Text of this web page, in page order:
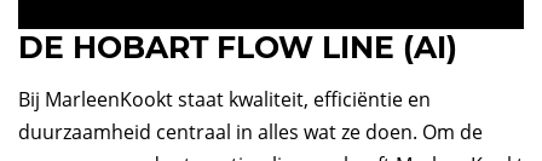
DE HOBART FLOW LINE (AI)
Bij MarleenKookt staat kwaliteit, efficiëntie en
duurzaamheid centraal in alles wat ze doen. Om de